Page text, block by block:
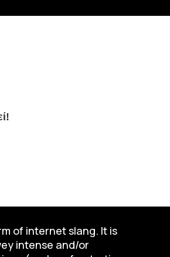
of internet slang. It is
intense and/or